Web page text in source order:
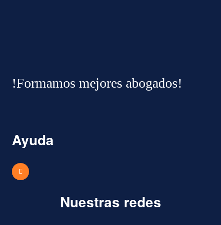
!Formamos mejores abogados!
Ayuda
Nuestras redes